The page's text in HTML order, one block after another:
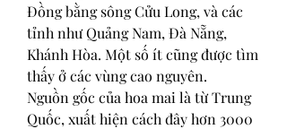
Đồng bằng sông Cửu Long, và các
tỉnh như Quảng Nam, Đà Nẵng,
Khánh Hòa. Một số ít cũng được tìm
thấy ở các vùng cao nguyên.
Nguồn gốc của hoa mai là từ Trung
Quốc, xuất hiện cách đây hơn 3000